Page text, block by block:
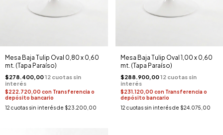
Mesa Baja Tulip Oval 0,80 x 0,60
mt. (Tapa Paraíso)
$278.400,00
$222.720,00 con Transferencia o
depósito bancario
12 cuotas sin interés de $23.200,00
Mesa Baja Tulip Oval 1,00 x 0,60
mt. (Tapa Paraíso)
$288.900,00
$231.120,00 con Transferencia o
depósito bancario
12 cuotas sin interés de $24.075,00